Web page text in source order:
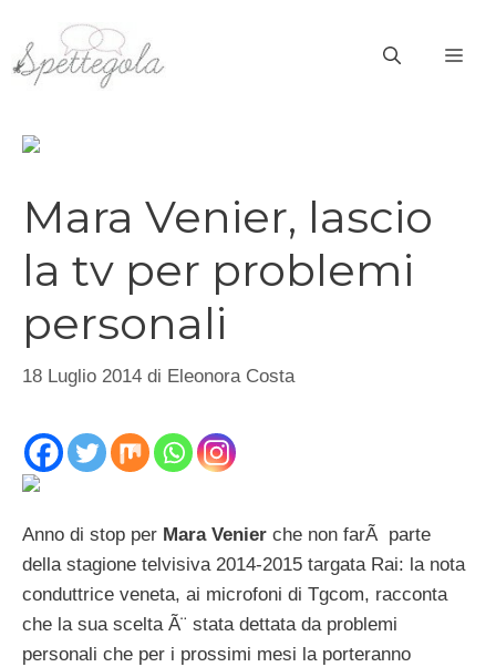
contenuto
Mara Venier, lascio
la tv per problemi
personali
18 Luglio 2014 di Eleonora Costa
Anno di stop per Mara Venier che non farÃ parte
della stagione telvisiva 2014-2015 targata Rai: la nota
conduttrice veneta, ai microfoni di Tgcom, racconta
che la sua scelta Ã¨ stata dettata da problemi
personali che per i prossimi mesi la porteranno